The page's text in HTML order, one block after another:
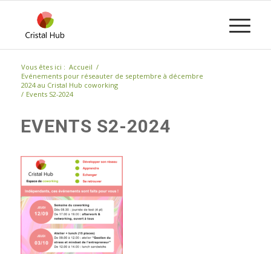
Vous êtes ici : Accueil /
Evénements pour réseauter de septembre à décembre
2024 au Cristal Hub coworking
/ Events S2-2024
EVENTS S2-2024